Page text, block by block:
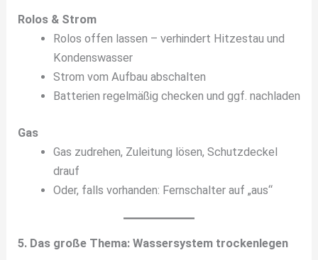
Rolos & Strom
Rolos offen lassen – verhindert Hitzestau und
Kondenswasser
Strom vom Aufbau abschalten
Batterien regelmäßig checken und ggf. nachladen
Gas
Gas zudrehen, Zuleitung lösen, Schutzdeckel
drauf
Oder, falls vorhanden: Fernschalter auf „aus“
5. Das große Thema: Wassersystem trockenlegen